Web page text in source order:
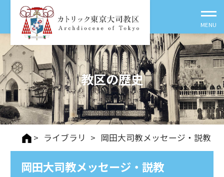
教区の歴史
> ライブラリ > 岡田大司教メッセージ・説教
岡田大司教メッセージ・説教